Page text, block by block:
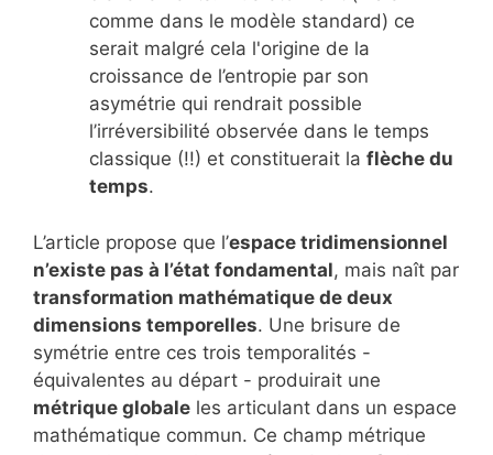
comme dans le modèle standard) ce
serait malgré cela l'origine de la
croissance de l’entropie par son
asymétrie qui rendrait possible
l’irréversibilité observée dans le temps
classique (!!) et constituerait la flèche du
temps.
L’article propose que l’espace tridimensionnel
n’existe pas à l’état fondamental, mais naît par
transformation mathématique de deux
dimensions temporelles. Une brisure de
symétrie entre ces trois temporalités -
équivalentes au départ - produirait une
métrique globale les articulant dans un espace
mathématique commun. Ce champ métrique